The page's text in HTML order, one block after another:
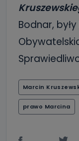
Bodnar,
Marcin
prawo Marcina